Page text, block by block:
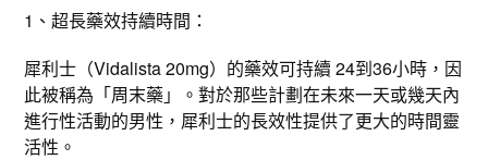
1、超長藥效持續時間：
犀利士（Vidalista 20mg）的藥效可持續 24到36小時，因
此被稱為「周末藥」。對於那些計劃在未來一天或幾天內
進行性活動的男性，犀利士的長效性提供了更大的時間靈
活性。